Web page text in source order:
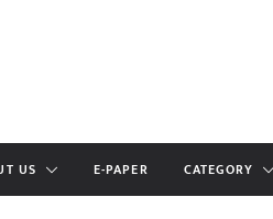
US E-PAPER CATEGORY